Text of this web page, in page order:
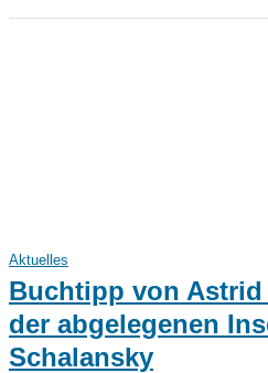
Aktuelles
Buchtipp von
der abgelegenen
Schalansky